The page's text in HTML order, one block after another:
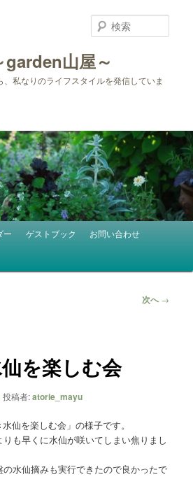
山屋～
私なりのライフスタイルを発信していま
索
ー ゲストブック お問い合わせ
次へ→
を楽しむ会
投稿者:atorie_mayu
仙を楽しむ会」の様子です。
も早くに水仙が咲いてしまい焦りまし
水仙摘みも実行できたので良かったで